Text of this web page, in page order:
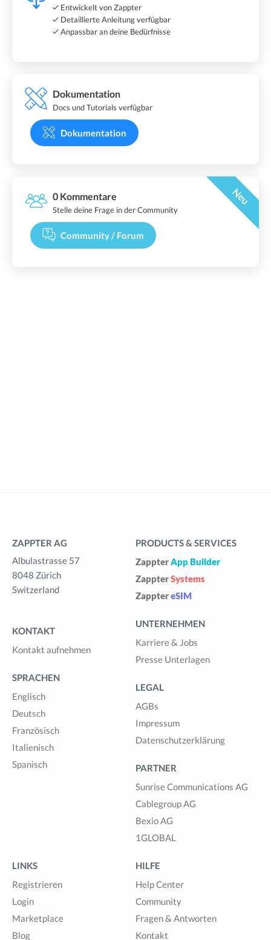
Entwickelt von Zappter
Detaillierte Anleitung verfügbar
Anpassbar an deine Bedürfnisse
Dokumentation
Docs und Tutorials verfügbar
Dokumentation
0 Kommentare Neu
Stelle deine Frage in der Community
Community / Forum
ZAPPTER AG
Albulastrasse 57
8048 Zürich
Switzerland
KONTAKT
Kontakt aufnehmen
SPRACHEN
Englisch
Deutsch
Französisch
Italienisch
Spanisch
PRODUCTS & SERVICES
ZappterApp Builder
ZappterSystems
ZapptereSIM
UNTERNEHMEN
Karriere & Jobs
Presse Unterlagen
LEGAL
AGBs
Impressum
Datenschutzerklärung
PARTNER
Sunrise Communications AG
Cablegroup AG
Bexio AG
1GLOBAL
LINKS
Registrieren
Login
Marketplace
Blog
HILFE
Help Center
Community
Fragen & Antworten
Kontakt